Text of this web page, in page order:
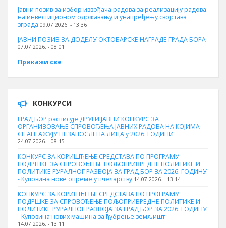
Јавни позив за избор извођача радова за реализацију радова
на инвестиционом одржавању и унапређењу својстава
зграда 09.07.2026. - 13:36
ЈАВНИ ПОЗИВ ЗА ДОДЕЛУ ОКТOБАРСКЕ НАГРАДЕ ГРАДА БОРА
07.07.2026. - 08:01
Прикажи све
КОНКУРСИ
ГРАД БОР расписује ДРУГИ ЈАВНИ КОНКУРС ЗА
ОРГАНИЗОВАЊЕ СПРОВОЂЕЊА ЈАВНИХ РАДОВА НА КОЈИМА
СЕ АНГАЖУЈУ НЕЗАПОСЛЕНА ЛИЦА у 2026. ГОДИНИ
24.07.2026. - 08:15
КОНКУРС ЗА КОРИШЋЕЊЕ СРЕДСТАВА ПО ПРОГРАМУ
ПОДРШКЕ ЗА СПРОВОЂЕЊЕ ПОЉОПРИВРЕДНЕ ПОЛИТИКЕ И
ПОЛИТИКЕ РУРАЛНОГ РАЗВОЈА ЗА ГРАД БОР ЗА 2026. ГОДИНУ
- Куповина нове опреме у пчеларству 14.07.2026. - 13:14
КОНКУРС ЗА КОРИШЋЕЊЕ СРЕДСТАВА ПО ПРОГРАМУ
ПОДРШКЕ ЗА СПРОВОЂЕЊЕ ПОЉОПРИВРЕДНЕ ПОЛИТИКЕ И
ПОЛИТИКЕ РУРАЛНОГ РАЗВОЈА ЗА ГРАД БОР ЗА 2026. ГОДИНУ
- Куповина нових машина за ђубрење земљишт
14.07.2026. - 13:11